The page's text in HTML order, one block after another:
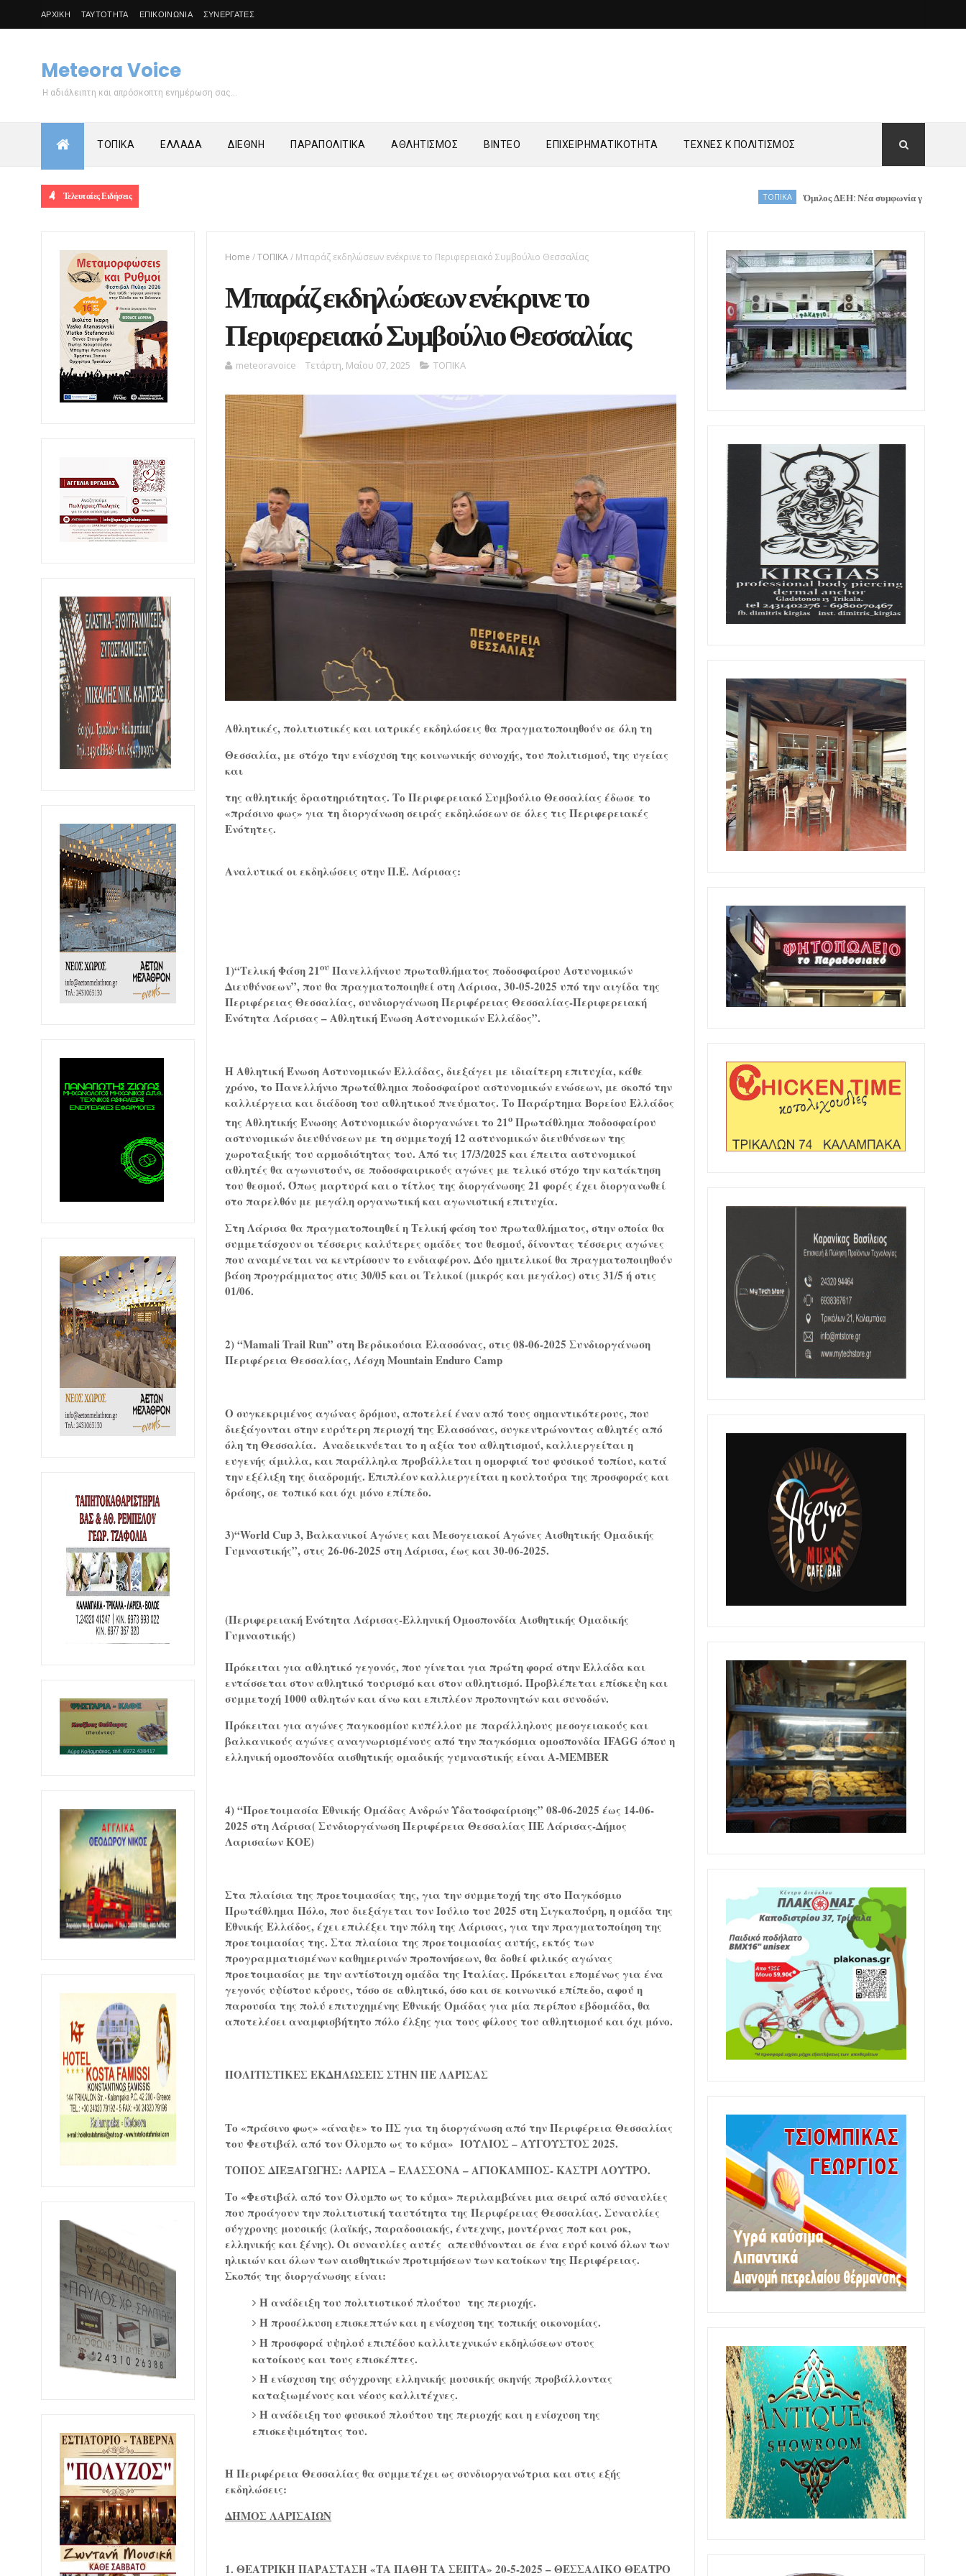
ΑΡΧΙΚΗ ΤΑΥΤΟΤΗΤΑ ΕΠΙΚΟΙΝΩΝΙΑ ΣΥΝΕΡΓΑΤΕΣ
Meteora Voice
Η αδιάλειπτη και απρόσκοπτη ενημέρωση σας...
ΤΟΠΙΚΑ ΕΛΛΑΔΑ ΔΙΕΘΝΗ ΠΑΡΑΠΟΛΙΤΙΚΑ ΑΘΛΗΤΙΣΜΟΣ ΒΙΝΤΕΟ ΕΠΙΧΕΙΡΗΜΑΤΙΚΟΤΗΤΑ ΤΕΧΝΕΣ Κ ΠΟΛΙΤΙΣΜΟΣ
Τελευταίες Ειδήσεις Όμιλος ΔΕΗ: Νέα συμφωνία για χαρτοφυλάκιο
Home /ΤΟΠΙΚΑ/ Μπαράζ εκδηλώσεων ενέκρινε το Περιφερειακό Συμβούλιο Θεσσαλίας
Μπαράζ εκδηλώσεων ενέκρινε το
Περιφερειακό Συμβούλιο Θεσσαλίας
meteoravoice Τετάρτη, Μαΐου 07, 2025 ΤΟΠΙΚΑ
Αθλητικές, πολιτιστικές και ιατρικές εκδηλώσεις θα πραγματοποιηθούν σε όλη τη
Θεσσαλία, με στόχο την ενίσχυση της κοινωνικής συνοχής, του πολιτισμού, της υγείας
και
της αθλητικής δραστηριότητας. Το Περιφερειακό Συμβούλιο Θεσσαλίας έδωσε το
«πράσινο φως» για τη διοργάνωση σειράς εκδηλώσεων σε όλες τις Περιφερειακές
Ενότητες.
Αναλυτικά οι εκδηλώσεις στην Π.Ε. Λάρισας:
1)“Τελική Φάση 21ου Πανελλήνιου πρωταθλήματος ποδοσφαίρου Αστυνομικών
Διευθύνσεων”, που θα πραγματοποιηθεί στη Λάρισα, 30-05-2025 υπό την αιγίδα της
Περιφέρειας Θεσσαλίας, συνδιοργάνωση Περιφέρειας Θεσσαλίας-Περιφερειακή
Ενότητα Λάρισας – Αθλητική Ένωση Αστυνομικών Ελλάδος”.
Η Αθλητική Ένωση Αστυνομικών Ελλάδας, διεξάγει με ιδιαίτερη επιτυχία, κάθε
χρόνο, το Πανελλήνιο πρωτάθλημα ποδοσφαίρου αστυνομικών ενώσεων, με σκοπό την
καλλιέργεια και διάδοση του αθλητικού πνεύματος. Το Παράρτημα Βορείου Ελλάδος
της Αθλητικής Ένωσης Αστυνομικών διοργανώνει το 21ο Πρωτάθλημα ποδοσφαίρου
αστυνομικών διευθύνσεων με τη συμμετοχή 12 αστυνομικών διευθύνσεων της
χωροταξικής του αρμοδιότητας του. Από τις 17/3/2025 και έπειτα αστυνομικοί
αθλητές θα αγωνιστούν, σε ποδοσφαιρικούς αγώνες με τελικό στόχο την κατάκτηση
του θεσμού. Όπως μαρτυρά και ο τίτλος της διοργάνωσης 21 φορές έχει διοργανωθεί
στο παρελθόν με μεγάλη οργανωτική και αγωνιστική επιτυχία.
Στη Λάρισα θα πραγματοποιηθεί η Τελική φάση του πρωταθλήματος, στην οποία θα
συμμετάσχουν οι τέσσερις καλύτερες ομάδες του θεσμού, δίνοντας τέσσερις αγώνες
που αναμένεται να κεντρίσουν το ενδιαφέρον. Δύο ημιτελικοί θα πραγματοποιηθούν
βάση προγράμματος στις 30/05 και οι Τελικοί (μικρός και μεγάλος) στις 31/5 ή στις
01/06.
2) “MamaliTrailRun” στη Βερδικούσια Ελασσόνας, στις 08-06-2025 Συνδιοργάνωση
Περιφέρεια Θεσσαλίας, ΛέσχηMountainEnduro Camp
O συγκεκριμένος αγώνας δρόμου, αποτελεί έναν από τους σημαντικότερους, που
διεξάγονται στην ευρύτερη περιοχή της Ελασσόνας, συγκεντρώνοντας αθλητές από
όλη τη Θεσσαλία. Αναδεικνύεται το η αξία του αθλητισμού, καλλιεργείται η
ευγενής άμιλλα, και παράλληλα προβάλλεται η ομορφιά του φυσικού τοπίου, κατά
την εξέλιξη της διαδρομής. Επιπλέον καλλιεργείται η κουλτούρα της προσφοράς και
δράσης, σε τοπικό και όχι μόνο επίπεδο.
3)“WorldCup3, Βαλκανικοί Αγώνες και Μεσογειακοί Αγώνες Αισθητικής Ομαδικής
Γυμναστικής”, στις 26-06-2025 στη Λάρισα, έως και 30-06-2025.
(Περιφερειακή Ενότητα Λάρισας-Ελληνική Ομοσπονδία Αισθητικής Ομαδικής
Γυμναστικής)
Πρόκειται για αθλητικό γεγονός, που γίνεται για πρώτη φορά στην Ελλάδα και
εντάσσεται στον αθλητικό τουρισμό και στον αθλητισμό. Προβλέπεται επίσκεψη και
συμμετοχή 1000 αθλητών και άνω και επιπλέον προπονητών και συνοδών.
Πρόκειται για αγώνες παγκοσμίου κυπέλλου με παράλληλους μεσογειακούς και
βαλκανικούς αγώνες αναγνωρισμένους από την παγκόσμια ομοσπονδίαIFAGG όπου η
ελληνική ομοσπονδία αισθητικής ομαδικής γυμναστικής είναιA-MEMBER
4) “Προετοιμασία Εθνικής Ομάδας Ανδρών Υδατοσφαίρισης” 08-06-2025 έως 14-06-
2025 στη Λάρισα( Συνδιοργάνωση Περιφέρεια Θεσσαλίας ΠΕ Λάρισας-Δήμος
Λαρισαίων ΚΟΕ)
Στα πλαίσια της προετοιμασίας της, για την συμμετοχή της στο Παγκόσμιο
Πρωτάθλημα Πόλο, που διεξάγεται τον Ιούλιο του 2025 στη Σιγκαπούρη, η ομάδα της
Εθνικής Ελλάδος, έχει επιλέξει την πόλη της Λάρισας, για την πραγματοποίηση της
προετοιμασίας της. Στα πλαίσια της προετοιμασίας αυτής, εκτός των
προγραμματισμένων καθημερινών προπονήσεων, θα δοθεί φιλικός αγώνας
προετοιμασίας με την αντίστοιχη ομάδα της Ιταλίας. Πρόκειται επομένως για ένα
γεγονός υψίστου κύρους, τόσο σε αθλητικό, όσο και σε κοινωνικό επίπεδο, αφού η
παρουσία της πολύ επιτυχημένης Εθνικής Ομάδας για μία περίπου εβδομάδα, θα
αποτελέσει αναμφισβήτητο πόλο έλξης για τους φίλους του αθλητισμού και όχι μόνο.
ΠΟΛΙΤΙΣΤΙΚΕΣ ΕΚΔΗΛΩΣΕΙΣ ΣΤΗΝ ΠΕ ΛΑΡΙΣΑΣ
Το «πράσινο φως» «άναψε» το ΠΣ για τη διοργάνωση από την Περιφέρεια Θεσσαλίας
του Φεστιβάλ από τον Όλυμπο ως το κύμα» ΙΟΥΛΙΟΣ – ΑΥΓΟΥΣΤΟΣ 2025.
ΤΟΠΟΣ ΔΙΕΞΑΓΩΓΗΣ: ΛΑΡΙΣΑ – ΕΛΑΣΣΟΝΑ – ΑΓΙΟΚΑΜΠΟΣ- ΚΑΣΤΡΙ ΛΟΥΤΡΟ.
Το «Φεστιβάλ από τον Όλυμπο ως το κύμα» περιλαμβάνει μια σειρά από συναυλίες
που προάγουν την πολιτιστική ταυτότητα της Περιφέρειας Θεσσαλίας. Συναυλίες
σύγχρονης μουσικής (λαϊκής, παραδοσιακής, έντεχνης, μοντέρνας ποπ και ροκ,
ελληνικής και ξένης). Οι συναυλίες αυτές απευθύνονται σε ένα ευρύ κοινό όλων των
ηλικιών και όλων των αισθητικών προτιμήσεων των κατοίκων της Περιφέρειας.
Σκοπός της διοργάνωσης είναι:
Η ανάδειξη του πολιτιστικού πλούτου της περιοχής.
Η προσέλκυση επισκεπτών και η ενίσχυση της τοπικής οικονομίας.
Η προσφορά υψηλού επιπέδου καλλιτεχνικών εκδηλώσεων στους
κατοίκους και τους επισκέπτες.
Η ενίσχυση της σύγχρονης ελληνικής μουσικής σκηνής προβάλλοντας
καταξιωμένους και νέους καλλιτέχνες.
Η ανάδειξη του φυσικού πλούτου της περιοχής και η ενίσχυση της
επισκεψιμότητας του.
Η Περιφέρεια Θεσσαλίας θα συμμετέχει ως συνδιοργανώτρια και στις εξής
εκδηλώσεις:
ΔΗΜΟΣ ΛΑΡΙΣΑΙΩΝ
1. ΘΕΑΤΡΙΚΗ ΠΑΡΑΣΤΑΣΗ «ΤΑ ΠΑΘΗ ΤΑ ΣΕΠΤΑ» 20-5-2025 – ΘΕΣΣΑΛΙΚΟ ΘΕΑΤΡΟ